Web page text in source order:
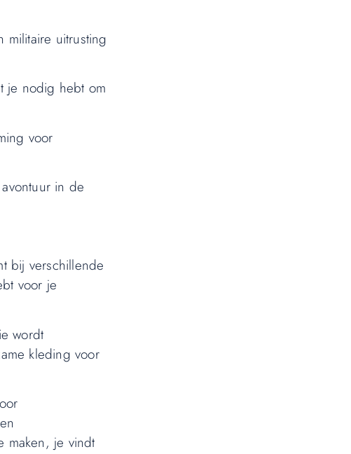
militaire uitrusting
je nodig hebt om
voor
in de
bij verschillende
voor je
wordt
kleding voor
maken, je vindt